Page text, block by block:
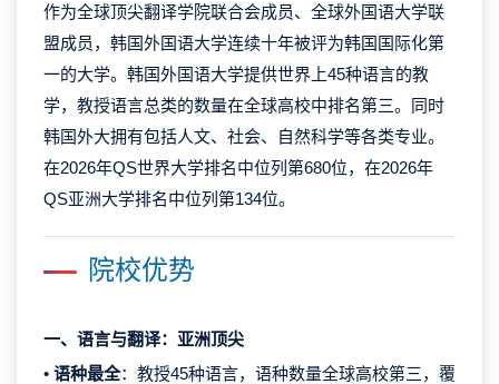
作为全球顶尖翻译学院联合会成员、全球外国语大学联
盟成员，韩国外国语大学连续十年被评为韩国国际化第
一的大学。韩国外国语大学提供世界上45种语言的教
学，教授语言总类的数量在全球高校中排名第三。同时
韩国外大拥有包括人文、社会、自然科学等各类专业。
在2026年QS世界大学排名中位列第680位，在2026年
QS亚洲大学排名中位列第134位。
院校优势
一、语言与翻译：亚洲顶尖
• 语种最全：教授45种语言，语种数量全球高校第三，覆